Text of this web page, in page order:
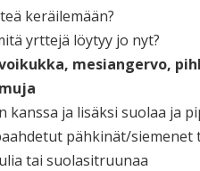
keräilemään?
yrttejä löytyy jo nyt?
mesiangervo,
ja lisäksi suolaa ja
pähkinät/siemenet
tai suolasitruunaa